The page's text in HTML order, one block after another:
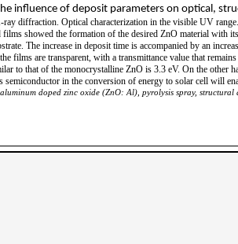
influence of deposit parameters on optical,
ray diffraction. Optical characterization in the visible UV
films showed the formation of the desired ZnO material with
The increase in deposit time is accompanied by an
films are transparent, with a transmittance value that
to that of the monocrystalline ZnO is 3.3 eV. On the other
semiconductor in the conversion of energy to solar cell will
doped zinc oxide (ZnO: Al), pyrolysis spray, structural